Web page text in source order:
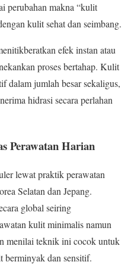
perubahan makna “kulit
kulit sehat dan seimbang.
efek instan atau
proses bertahap. Kulit
dalam jumlah besar sekaligus,
hidrasi secara perlahan
Perawatan Harian
lewat praktik perawatan
Selatan dan Jepang.
global seiring
kulit minimalis namun
menilai teknik ini cocok untuk
berminyak dan sensitif.